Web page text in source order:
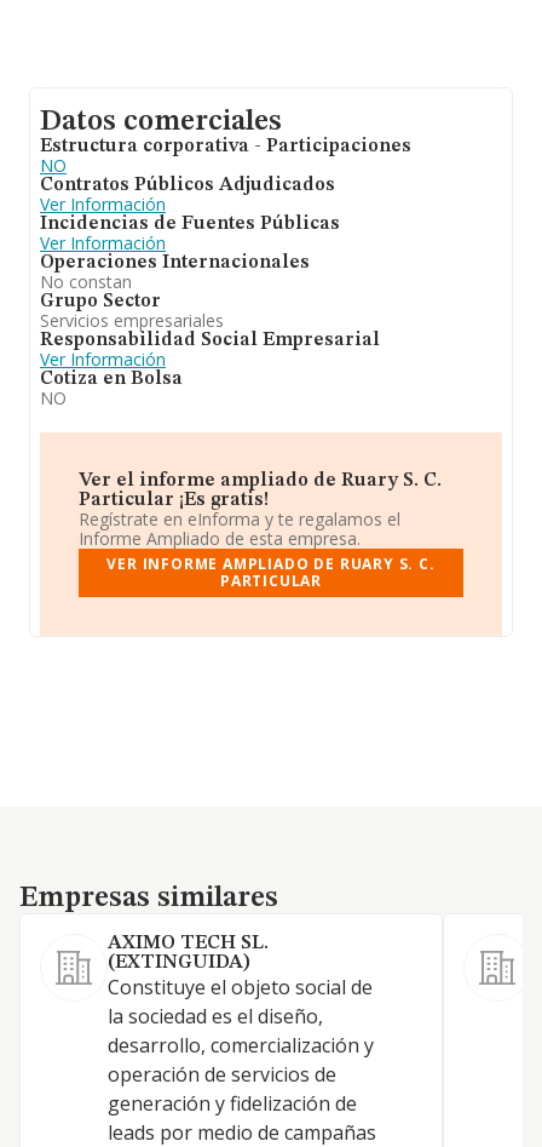
Datos comerciales
Estructura corporativa - Participaciones
NO
Contratos Públicos Adjudicados
Ver Información
Incidencias de Fuentes Públicas
Ver Información
Operaciones Internacionales
No constan
Grupo Sector
Servicios empresariales
Responsabilidad Social Empresarial
Ver Información
Cotiza en Bolsa
NO
Ver el informe ampliado de Ruary S. C.
Particular ¡Es gratis!
Regístrate en eInforma y te regalamos el
Informe Ampliado de esta empresa.
VER INFORME AMPLIADO DE RUARY S. C.
PARTICULAR
Empresas similares
Empresas similares
AXIMO TECH SL.
(EXTINGUIDA)
Constituye el objeto social de
la sociedad es el diseño,
desarrollo, comercialización y
operación de servicios de
generación y fidelización de
leads por medio de campañas